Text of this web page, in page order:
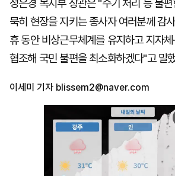
정은경 복지부 장관은 "수기 처리 등 불
묵히 현장을 지키는 종사자 여러분께 감
휴 동안 비상근무체계를 유지하고 지자체
협조해 국민 불편을 최소화하겠다"고 말
이세미 기자 blissem2@naver.com